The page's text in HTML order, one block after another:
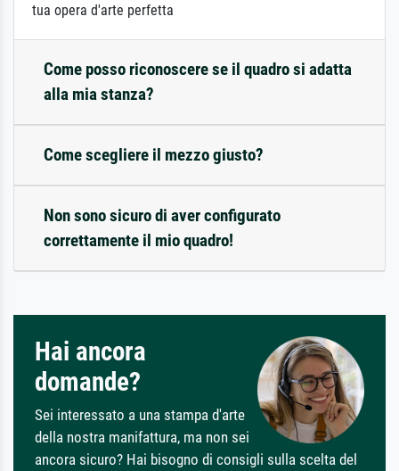
tua opera d'arte perfetta
Come posso riconoscere se il quadro si adatta
alla mia stanza?
Come scegliere il mezzo giusto?
Non sono sicuro di aver configurato
correttamente il mio quadro!
Hai ancora
domande?
Sei interessato a una stampa d'arte
della nostra manifattura, ma non sei
ancora sicuro? Hai bisogno di consigli sulla scelta del